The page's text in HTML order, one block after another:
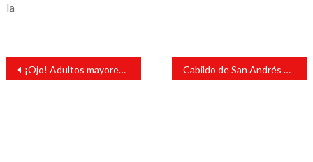
la
Navegación
entradas
¡Ojo! Adultos mayores y personas con discapacidad ya podrán inscribirse a la pensión del Bienestar Cabildo de San Andrés Tuxtla realizó sesión pública